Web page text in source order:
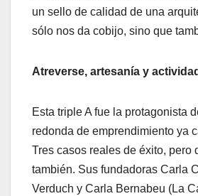
un sello de calidad de una
sólo nos da cobijo, sino que
Atreverse, artesanía y actividad
Esta triple A fue la protagonista
redonda de emprendimiento ya
Tres casos reales de éxito, pero
también. Sus fundadoras Carla
Verduch y Carla Bernabeu (La